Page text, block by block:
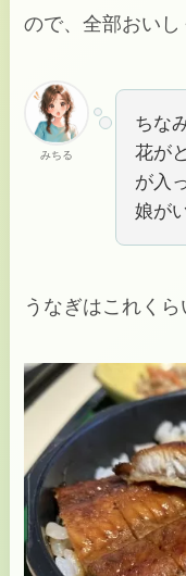
ので、全部おいし
みちる
ちな
花が
が入
娘が
うなぎはこれく